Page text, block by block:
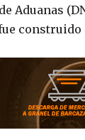
Aduanas